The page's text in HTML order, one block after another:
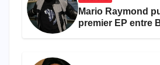
Mario Raymond
premier EP entre